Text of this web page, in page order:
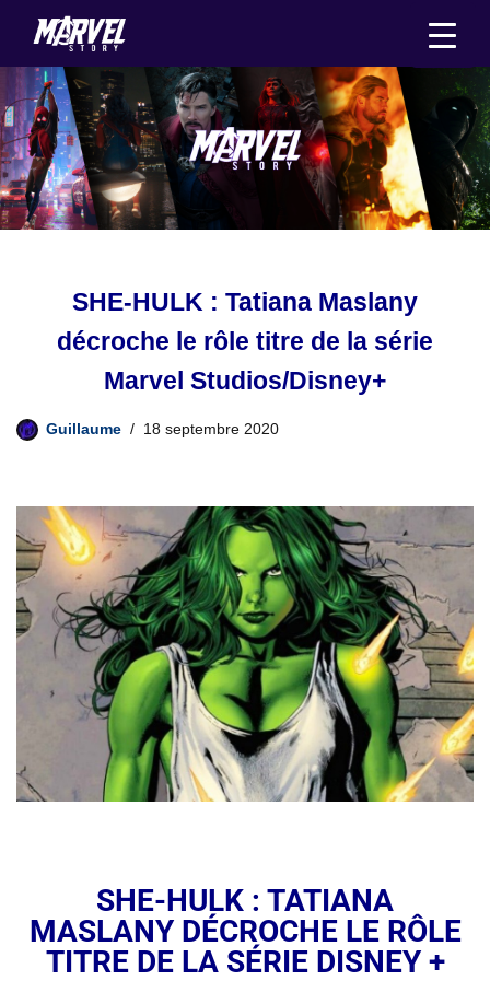
au
contenu
SHE-HULK : Tatiana Maslany
décroche le rôle titre de la série
Marvel Studios/Disney+
Guillaume 18 septembre 2020
SHE-HULK : TATIANA
MASLANY DÉCROCHE LE RÔLE
TITRE DE LA SÉRIE DISNEY +